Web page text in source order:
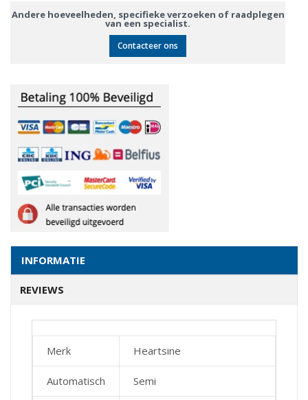
Andere hoeveelheden, specifieke verzoeken of raadplegen
van een specialist.
Contacteer ons
INFORMATIE
REVIEWS
Merk Heartsine
Automatisch Semi